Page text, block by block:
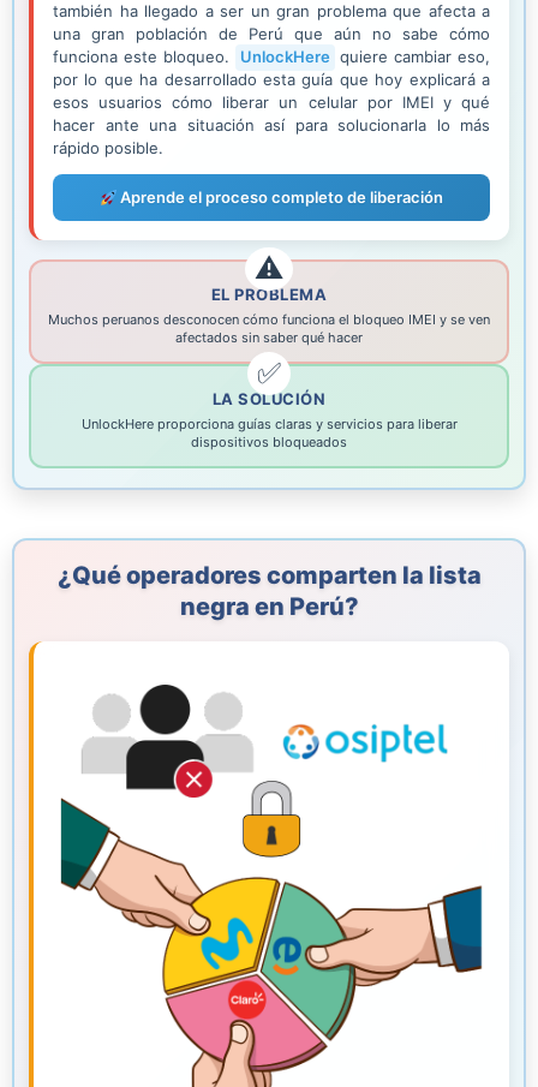
también ha llegado a ser un gran problema que afecta a
una gran población de Perú que aún no sabe cómo
funciona este bloqueo.
UnlockHere quiere cambiar eso,
por lo que ha desarrollado esta guía que hoy explicará a
esos usuarios cómo liberar un celular por IMEI y qué
hacer ante una situación así para solucionarla lo más
rápido posible.
Aprende el proceso completo de liberación
EL PROBLEMA
Muchos peruanos desconocen cómo funciona el bloqueo IMEI y se ven
afectados sin saber qué hacer
LA SOLUCIÓN
UnlockHere proporciona guías claras y servicios para liberar
dispositivos bloqueados
¿Qué operadores comparten la lista
negra en Perú?